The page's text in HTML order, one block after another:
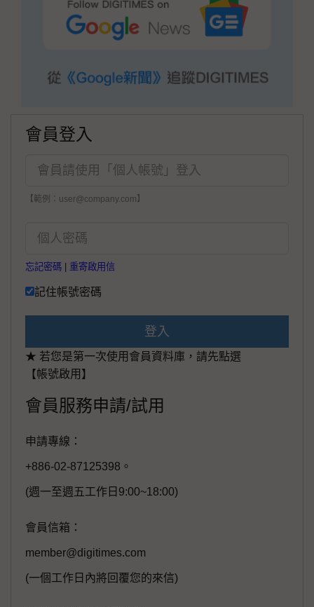
會員登入
【範例：user@company.com】
忘記密碼 重寄啟用信
記住帳號密碼
登入
★ 若您是第一次使用會員資料庫，請先點選
【帳號啟用】
會員服務申請/試用
申請專線：
+886-02-87125398。
(週一至週五工作日9:00~18:00)
會員信箱：
member@digitimes.com
(一個工作日內將回覆您的來信)